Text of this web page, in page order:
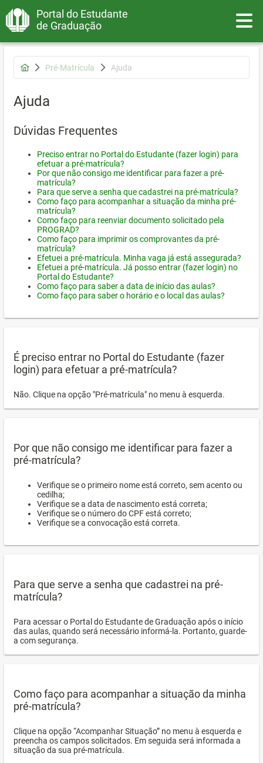
Portal do Estudante
de Graduação
Pré-Matrícula Ajuda
Ajuda
Dúvidas Frequentes
Preciso entrar no Portal do Estudante (fazer login) para
efetuar a pré-matrícula?
Por que não consigo me identificar para fazer a pré-
matrícula?
Para que serve a senha que cadastrei na pré-matrícula?
Como faço para acompanhar a situação da minha pré-
matrícula?
Como faço para reenviar documento solicitado pela
PROGRAD?
Como faço para imprimir os comprovantes da pré-
matrícula?
Efetuei a pré-matrícula. Minha vaga já está assegurada?
Efetuei a pré-matrícula. Já posso entrar (fazer login) no
Portal do Estudante?
Como faço para saber a data de início das aulas?
Como faço para saber o horário e o local das aulas?
É preciso entrar no Portal do Estudante (fazer
login) para efetuar a pré-matrícula?
Não. Clique na opção "Pré-matrícula" no menu à esquerda.
Por que não consigo me identificar para fazer a
pré-matrícula?
Verifique se o primeiro nome está correto, sem acento ou
cedilha;
Verifique se a data de nascimento está correta;
Verifique se o número do CPF está correto;
Verifique se a convocação está correta.
Para que serve a senha que cadastrei na pré-
matrícula?
Para acessar o Portal do Estudante de Graduação após o início
das aulas, quando será necessário informá-la. Portanto, guarde-
a com segurança.
Como faço para acompanhar a situação da minha
pré-matrícula?
Clique na opção “Acompanhar Situação” no menu à esquerda e
preencha os campos solicitados. Em seguida será informada a
situação da sua pré-matrícula.